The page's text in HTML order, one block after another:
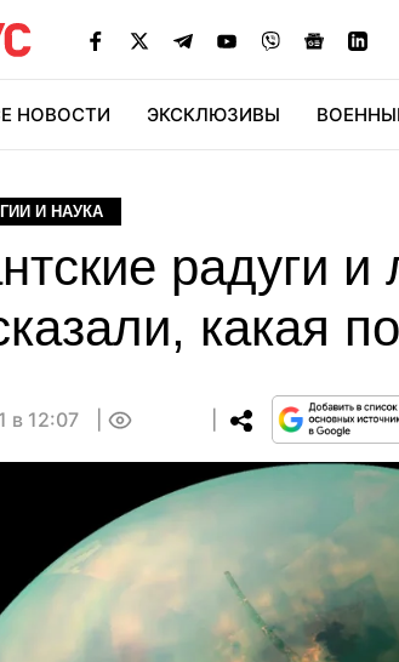
НОВОСТИ ЭКСКЛЮЗИВЫ
И НАУКА
радуги
какая
в 12:07